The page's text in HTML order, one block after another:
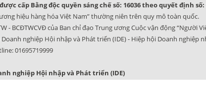
cấp Bằng độc quyền sáng chế số: 16036 theo quyết định
hiệu hàng hóa Việt Nam” thường niên trên quy mô toàn quốc.
- BCĐTWCVĐ của Ban chỉ đạo Trung ương Cuộc vận động “Người
nghiệp Hội nhập và Phát triển (IDE) - Hiệp hội Doanh nghiệp
01695719999
nghiệp Hội nhập và Phát triển (IDE)